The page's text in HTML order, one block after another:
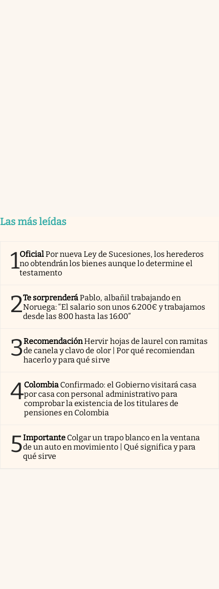
Las más leídas
1OficialPor nueva Ley de Sucesiones, los herederos
no obtendrán los bienes aunque lo determine el
testamento
2Te sorprenderáPablo, albañil trabajando en
Noruega: “El salario son unos 6.200€ y trabajamos
desde las 8:00 hasta las 16:00”
3RecomendaciónHervir hojas de laurel con ramitas
de canela y clavo de olor | Por qué recomiendan
hacerlo y para qué sirve
4Colombia Confirmado: el Gobierno visitará casa
por casa con personal administrativo para
comprobar la existencia de los titulares de
pensiones en Colombia
5Importante Colgar un trapo blanco en la ventana
de un auto en movimiento | Qué significa y para
qué sirve